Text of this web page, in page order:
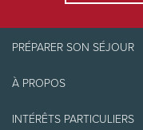
Les chiens
Les
alcoolisées
PRÉPARER SON SÉJOUR
Découvrir Tremblant
Blogue
À PROPOS
Écoresponsabilité
INTÉRÊTS PARTICULIERS